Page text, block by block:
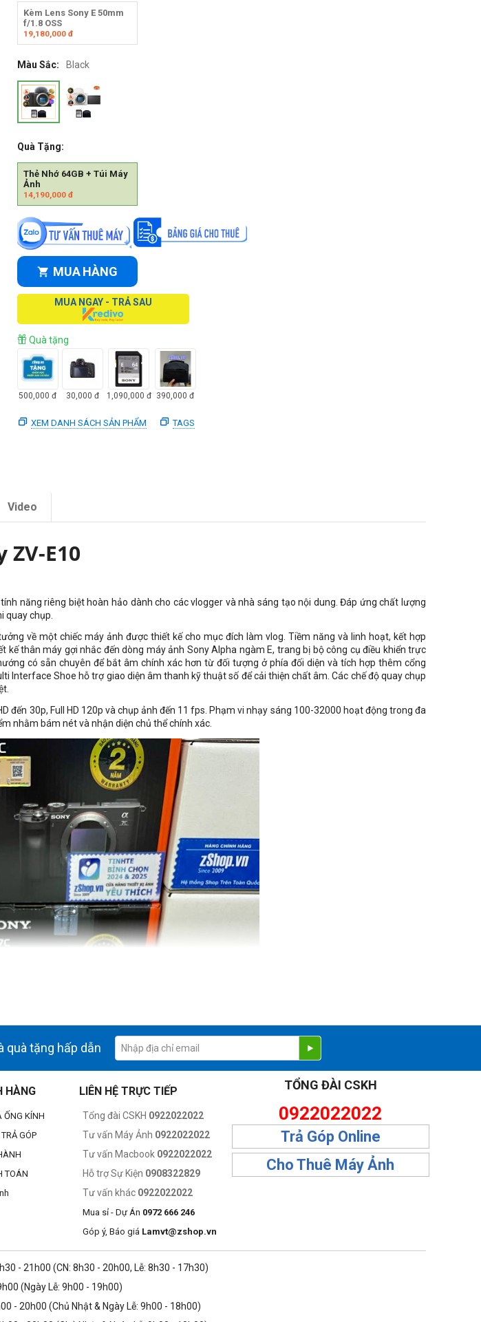
Kèm Lens Sony E 50mm
f/1.8 OSS
19,180,000đ
Màu Sắc: Black
Quà Tặng:
Thẻ Nhớ 64GB + Túi Máy
Ảnh
14,190,000đ
MUA HÀNG
MUA NGAY - TRẢ SAU
Quà tặng
500,000 đ 30,000 đ 1,090,000 đ 390,000 đ
XEM DANH SÁCH SẢN PHẨM TAGS
Video
ZV-E10
năng riêng biệt hoàn hảo dành cho các vlogger và nhà sáng tạo nội dung. Đáp ứng chất lượng
quay chụp.
về một chiếc máy ảnh được thiết kế cho mục đích làm vlog. Tiềm năng và linh hoạt, kết hợp
thân máy gợi nhắc đến dòng máy ảnh Sony Alpha ngàm E, trang bị bộ công cụ điều khiển trực
có sẵn chuyên để bắt âm chính xác hơn từ đối tượng ở phía đối diện và tích hợp thêm cổng
Shoe hỗ trợ giao diện âm thanh kỹ thuật số để cải thiện chất âm. Các chế độ quay chụp
đến 30p, Full HD 120p và chụp ảnh đến 11 fps. Phạm vi nhạy sáng 100-32000 hoạt động trong đa
nhằm bám nét và nhận diện chủ thể chính xác.
quà tặng hấp dẫn
HÀNG
ỐNG KÍNH
GÓP
TOÁN
LIÊN HỆ TRỰC TIẾP
Tổng đài CSKH 0922022022
Tư vấn Máy Ảnh 0922022022
Tư vấn Macbook 0922022022
Hỗ trợ Sự Kiện 0908322829
Tư vấn khác 0922022022
Mua sỉ - Dự Án 0972 666 246
Góp ý, Báo giá Lamvt@zshop.vn
TỔNG ĐÀI CSKH
0922022022
Trả Góp Online
Cho Thuê Máy Ảnh
- 21h00 (CN: 8h30 - 20h00, Lễ: 8h30 - 17h30)
(Ngày Lễ: 9h00 - 19h00)
- 20h00 (Chủ Nhật & Ngày Lễ: 9h00 - 18h00)